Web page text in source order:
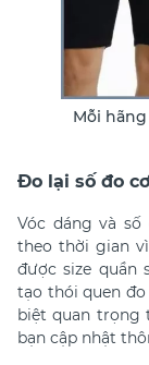
Mỗi
Đo lại số đo
Vóc dáng và
theo thời gian
được size quần
tạo thói quen
biệt quan trọng
bạn cập nhật